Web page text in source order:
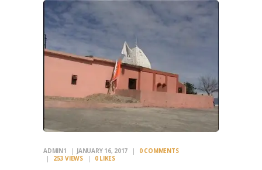
ADMIN1 JANUARY 16, 2017 0 COMMENTS
253 VIEWS 0 LIKES